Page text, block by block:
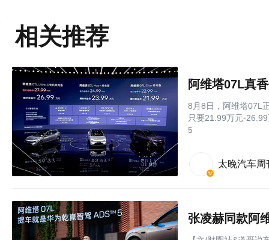
相关推荐
8月8日，阿维塔07L
只要21.99万元-
5
太晚汽车周